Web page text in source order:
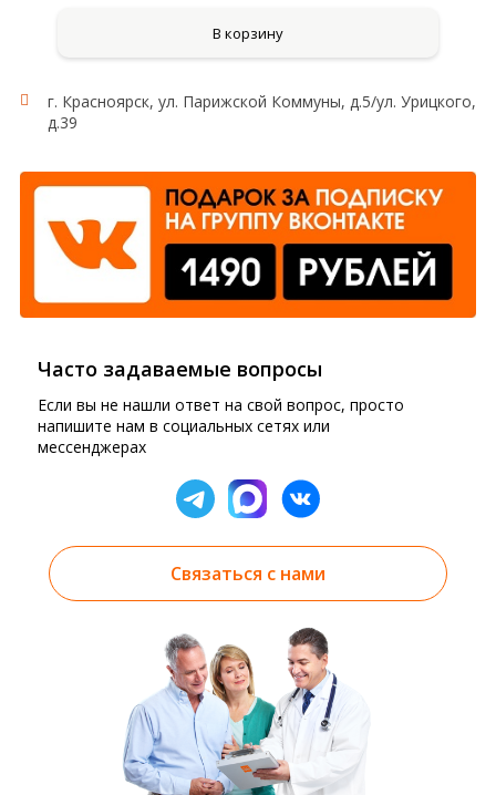
В корзину
г. Красноярск, ул. Парижской Коммуны, д.5/ул. Урицкого,
д.39
Часто задаваемые вопросы
Если вы не нашли ответ на свой вопрос, просто
напишите нам в социальных сетях или
мессенджерах
Связаться с нами